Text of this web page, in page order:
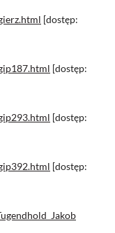
[dostęp:
[dostęp:
[dostęp:
[dostęp: